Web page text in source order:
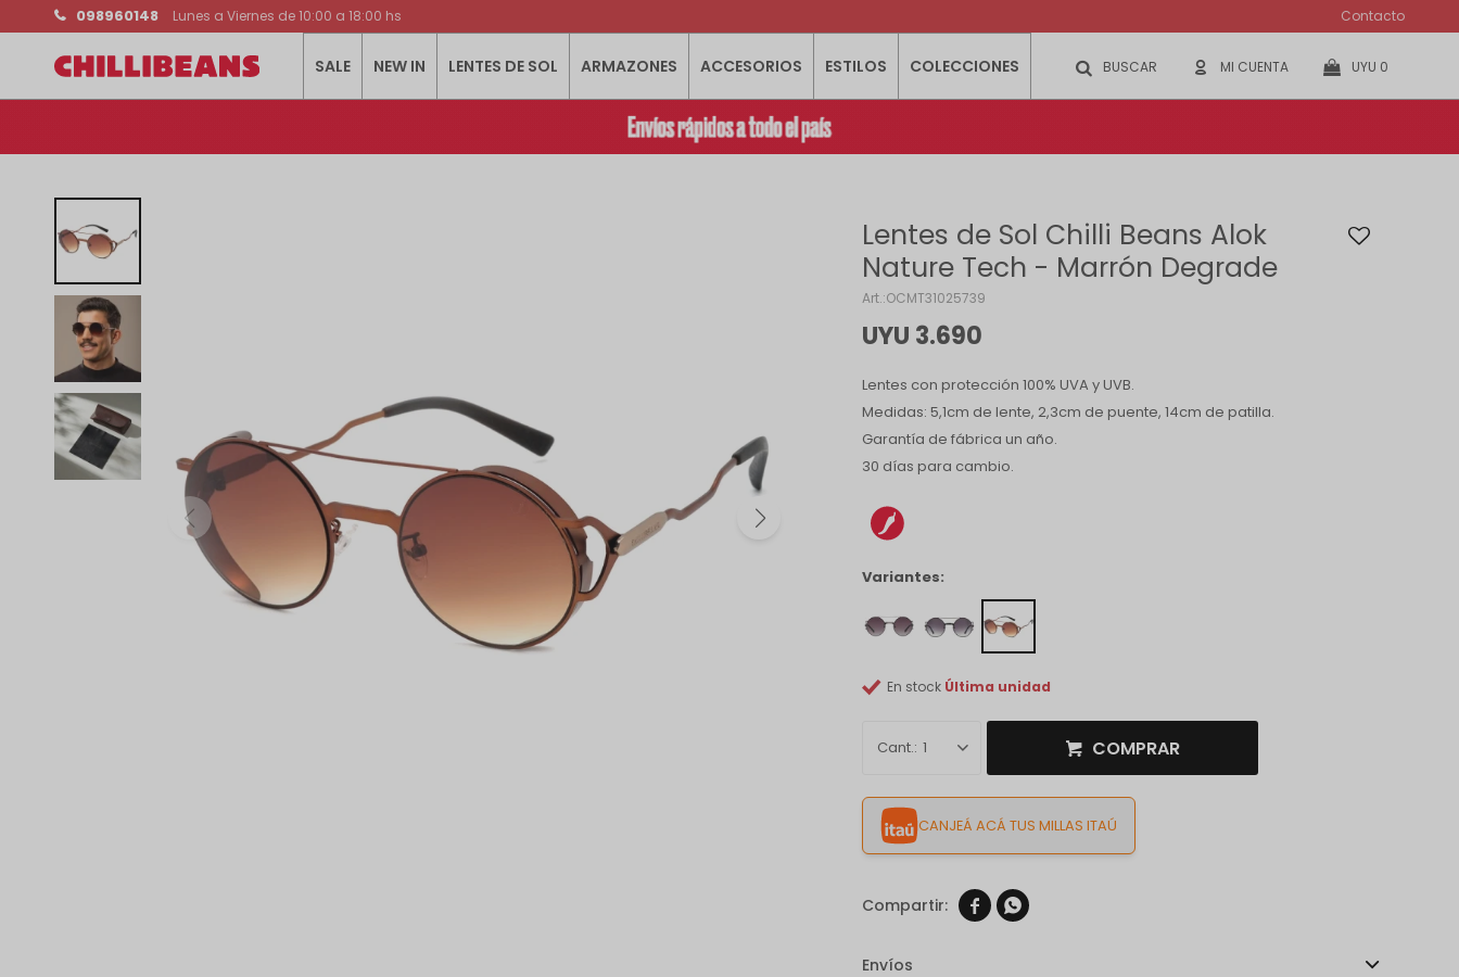
SALE NEW IN LENTES DE SOL ARMAZONES ACCESORIOS ESTILOS COLECCIONES UYU 0
098960148 Lunes a Viernes de 10:00 a 18:00 hs Contacto
Lentes de Sol Chilli Beans Alok
Nature Tech - Marrón Degrade
OCMT31025739
UYU 3.690
Lentes con protección 100% UVA y UVB.
Medidas: 5,1cm de lente, 2,3cm de puente, 14cm de patilla.
Garantía de fábrica un año.
30 días para cambio.
Variantes:
En stock Última unidad
1 COMPRAR
CANJEÁ ACÁ TUS MILLAS ITAÚ
 
Envíos